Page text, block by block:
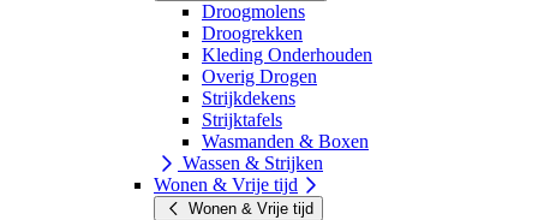
Droogmolens
Droogrekken
Kleding Onderhouden
Overig Drogen
Strijkdekens
Strijktafels
Wasmanden & Boxen
Wassen & Strijken
Wonen & Vrije tijd
Wonen & Vrije tijd